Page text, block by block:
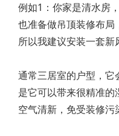
例如1：你家是清水房
也准备做吊顶装修布局
所以我建议安装一套新
通常三居室的户型，它
是它可以带来很精准
空气清新，免受装修污